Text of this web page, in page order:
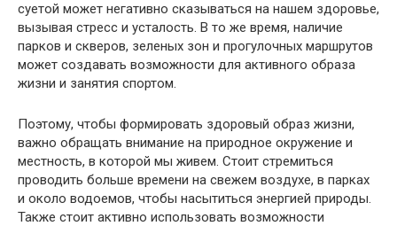
суетой может негативно сказываться на нашем здоровье,
вызывая стресс и усталость. В то же время, наличие
парков и скверов, зеленых зон и прогулочных маршрутов
может создавать возможности для активного образа
жизни и занятия спортом.
Поэтому, чтобы формировать здоровый образ жизни,
важно обращать внимание на природное окружение и
местность, в которой мы живем. Стоит стремиться
проводить больше времени на свежем воздухе, в парках
и около водоемов, чтобы насытиться энергией природы.
Также стоит активно использовать возможности